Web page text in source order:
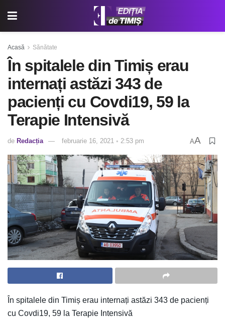
Acasă Sănătate
În spitalele din Timiș erau
internați astăzi 343 de
pacienți cu Covdi19, 59 la
Terapie Intensivă
de Redacția februarie 16, 2021 ◦ 2:53 pm AA
În spitalele din Timiș erau internați astăzi 343 de pacienți
cu Covdi19, 59 la Terapie Intensivă